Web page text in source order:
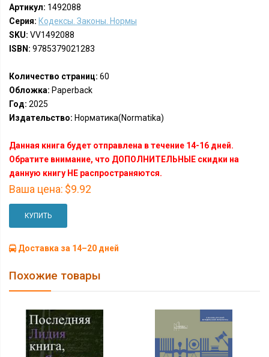
Артикул: 1492088
Серия: Кодексы. Законы. Нормы
SKU: VV1492088
ISBN: 9785379021283
Количество страниц: 60
Обложка: Paperback
Год: 2025
Издательство: Норматика(Normatika)
Данная книга будет отправлена в течение 14-16 дней.
Обратите внимание, что ДОПОЛНИТЕЛЬНЫЕ скидки на
данную книгу НЕ распространяются.
Ваша цена: $9.92
КУПИТЬ
Доставка за 14–20 дней
Похожие товары